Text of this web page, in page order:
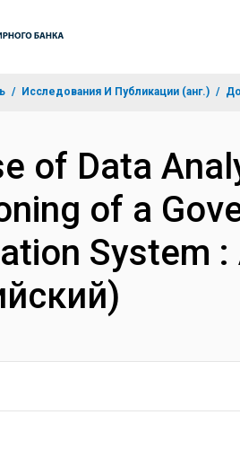
Исследования И Публикации (анг.)
of Data
of a
System